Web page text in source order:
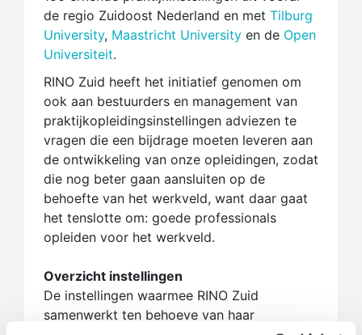
de regio Zuidoost Nederland en met Tilburg
University, Maastricht University en de Open
Universiteit.
RINO Zuid heeft het initiatief genomen om
ook aan bestuurders en management van
praktijkopleidingsinstellingen adviezen te
vragen die een bijdrage moeten leveren aan
de ontwikkeling van onze opleidingen, zodat
die nog beter gaan aansluiten op de
behoefte van het werkveld, want daar gaat
het tenslotte om: goede professionals
opleiden voor het werkveld.
Overzicht instellingen
De instellingen waarmee RINO Zuid
samenwerkt ten behoeve van haar